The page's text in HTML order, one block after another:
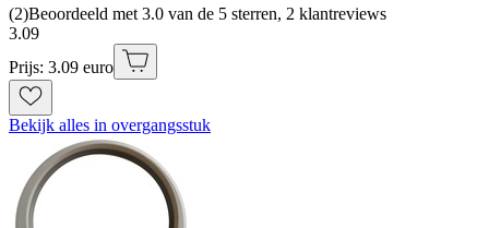
(2)Beoordeeld met 3.0 van de 5 sterren, 2 klantreviews
3.09
Prijs: 3.09 euro
Bekijk alles in overgangsstuk